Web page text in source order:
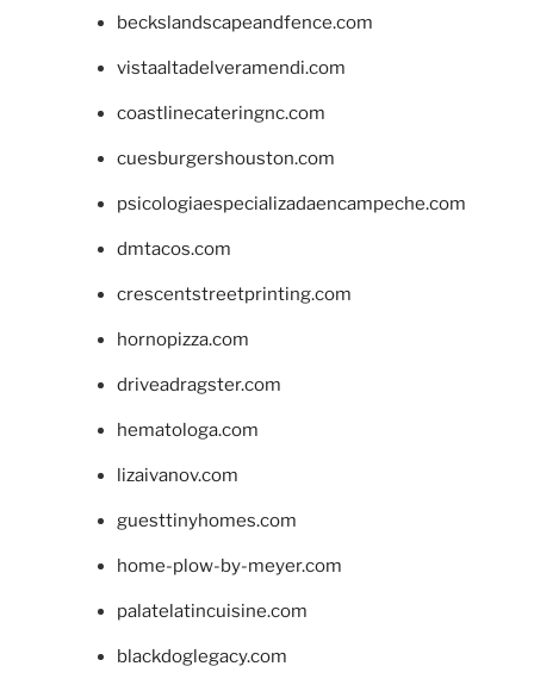
beckslandscapeandfence.com
vistaaltadelveramendi.com
coastlinecateringnc.com
cuesburgershouston.com
psicologiaespecializadaencampeche.com
dmtacos.com
crescentstreetprinting.com
hornopizza.com
driveadragster.com
hematologa.com
lizaivanov.com
guesttinyhomes.com
home-plow-by-meyer.com
palatelatincuisine.com
blackdoglegacy.com